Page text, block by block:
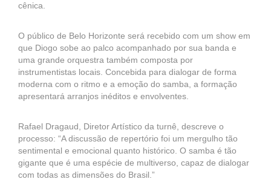
cênica.
O público de Belo Horizonte será recebido com um show em
que Diogo sobe ao palco acompanhado por sua banda e
uma grande orquestra também composta por
instrumentistas locais. Concebida para dialogar de forma
moderna com o ritmo e a emoção do samba, a formação
apresentará arranjos inéditos e envolventes.
Rafael Dragaud, Diretor Artístico da turnê, descreve o
processo: “A discussão de repertório foi um mergulho tão
sentimental e emocional quanto histórico. O samba é tão
gigante que é uma espécie de multiverso, capaz de dialogar
com todas as dimensões do Brasil.”